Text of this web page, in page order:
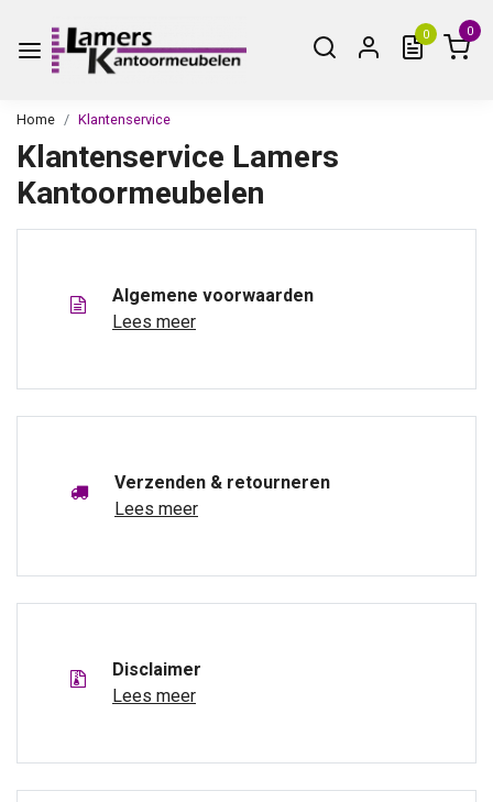
0 0
Home Klantenservice
Klantenservice Lamers
Kantoormeubelen
Algemene voorwaarden
Lees meer
Verzenden & retourneren
Lees meer
Disclaimer
Lees meer